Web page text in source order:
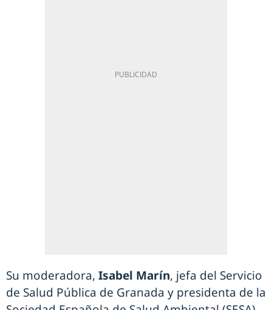
Su moderadora, Isabel Marín, jefa del Servicio
de Salud Pública de Granada y presidenta de la